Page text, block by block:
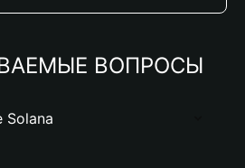
ВОПРОСЫ
Solana